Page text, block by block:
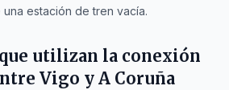
estación de tren vacía.
utilizan la conexión
Vigo y A Coruña